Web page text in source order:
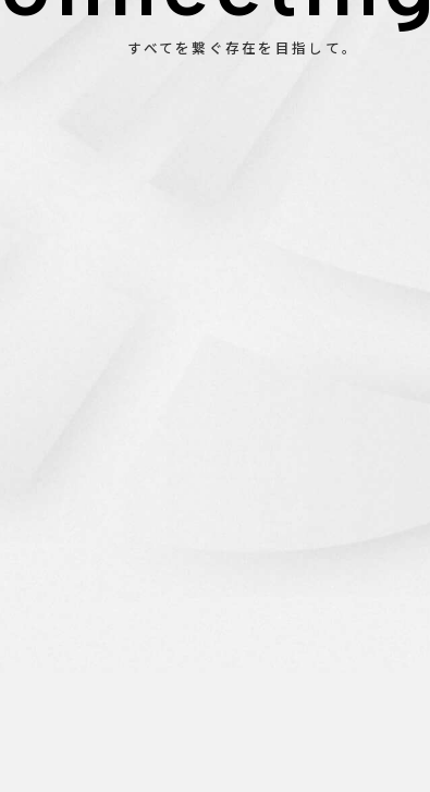
すべてを繋ぐ存在を目指して。